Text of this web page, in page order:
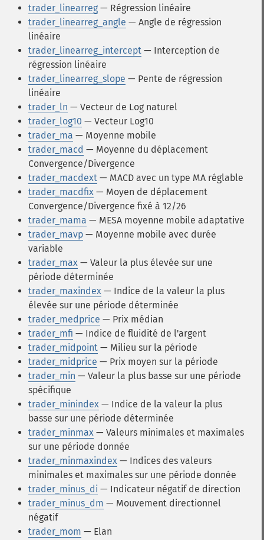
trader_linearreg — Régression linéaire
trader_linearreg_angle — Angle de régression
linéaire
trader_linearreg_intercept — Interception de
régression linéaire
trader_linearreg_slope — Pente de régression
linéaire
trader_ln — Vecteur de Log naturel
trader_log10 — Vecteur Log10
trader_ma — Moyenne mobile
trader_macd — Moyenne du déplacement
Convergence/Divergence
trader_macdext — MACD avec un type MA réglable
trader_macdfix — Moyen de déplacement
Convergence/Divergence fixé à 12/26
trader_mama — MESA moyenne mobile adaptative
trader_mavp — Moyenne mobile avec durée
variable
trader_max — Valeur la plus élevée sur une
période déterminée
trader_maxindex — Indice de la valeur la plus
élevée sur une période déterminée
trader_medprice — Prix médian
trader_mfi — Indice de fluidité de l'argent
trader_midpoint — Milieu sur la période
trader_midprice — Prix moyen sur la période
trader_min — Valeur la plus basse sur une période
spécifique
trader_minindex — Indice de la valeur la plus
basse sur une période déterminée
trader_minmax — Valeurs minimales et maximales
sur une période donnée
trader_minmaxindex — Indices des valeurs
minimales et maximales sur une période donnée
trader_minus_di — Indicateur négatif de direction
trader_minus_dm — Mouvement directionnel
négatif
trader_mom — Elan